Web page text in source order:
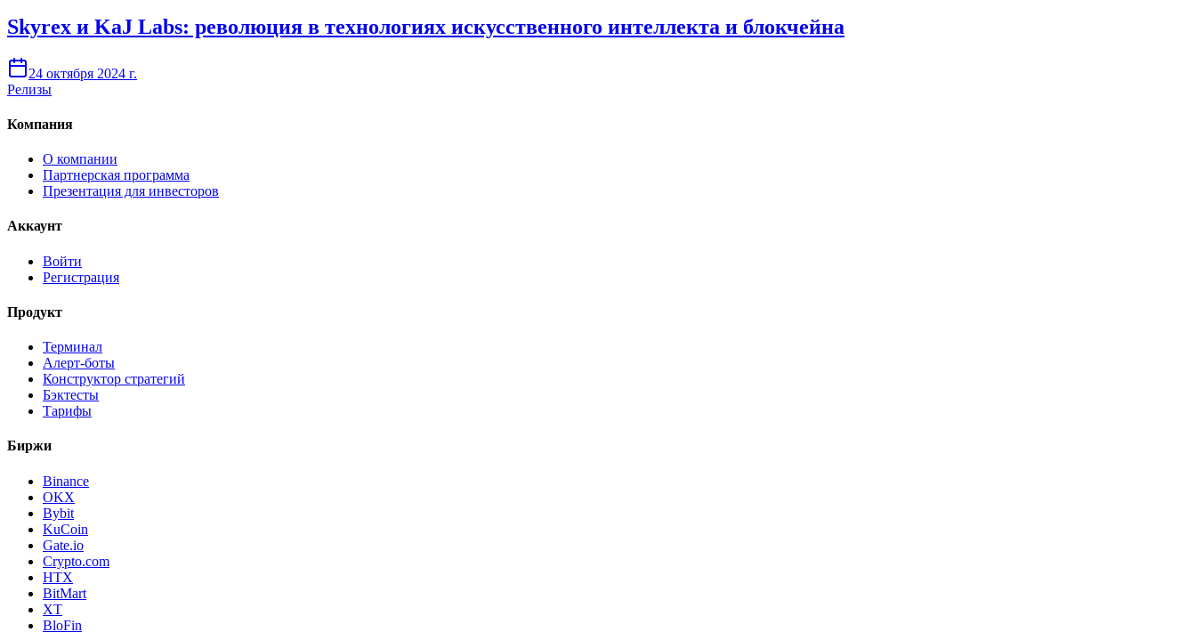
Skyrex и KaJ Labs: революция в технологиях искусственного интеллекта и блокчейна
24 октября 2024 г.
Релизы
Компания
О компании
Партнерская программа
Презентация для инвесторов
Аккаунт
Войти
Регистрация
Продукт
Терминал
Алерт-боты
Конструктор стратегий
Бэктесты
Тарифы
Биржи
Binance
OKX
Bybit
KuCoin
Gate.io
Crypto.com
HTX
BitMart
XT
BloFin